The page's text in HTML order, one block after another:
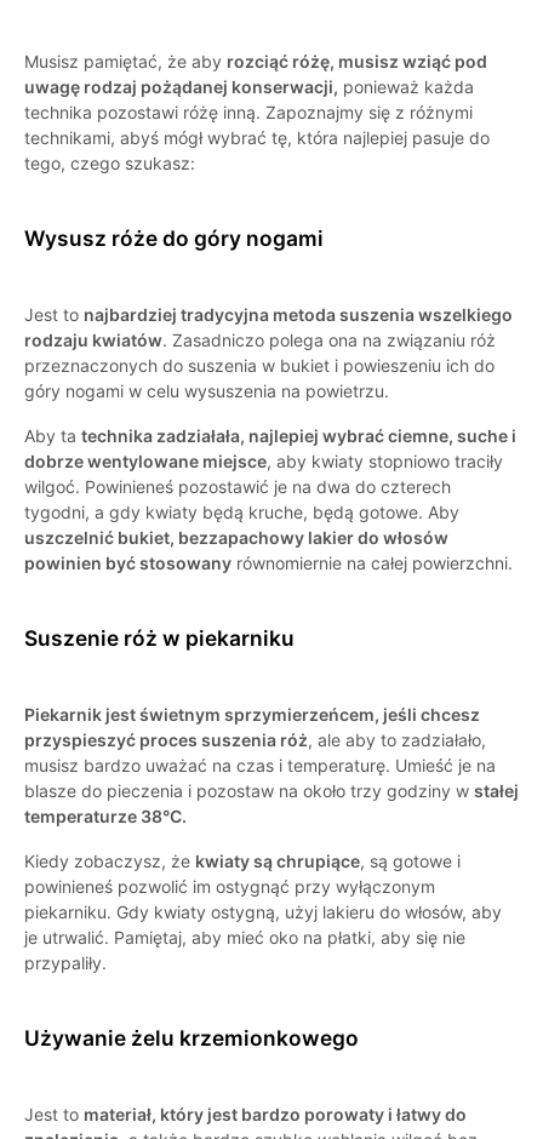
Musisz pamiętać, że aby rozciąć różę, musisz wziąć pod
uwagę rodzaj pożądanej konserwacji, ponieważ każda
technika pozostawi różę inną. Zapoznajmy się z różnymi
technikami, abyś mógł wybrać tę, która najlepiej pasuje do
tego, czego szukasz:
Wysusz róże do góry nogami
Jest to najbardziej tradycyjna metoda suszenia wszelkiego
rodzaju kwiatów. Zasadniczo polega ona na związaniu róż
przeznaczonych do suszenia w bukiet i powieszeniu ich do
góry nogami w celu wysuszenia na powietrzu.
Aby ta technika zadziałała, najlepiej wybrać ciemne, suche i
dobrze wentylowane miejsce, aby kwiaty stopniowo traciły
wilgoć. Powinieneś pozostawić je na dwa do czterech
tygodni, a gdy kwiaty będą kruche, będą gotowe. Aby
uszczelnić bukiet, bezzapachowy lakier do włosów
powinien być stosowany równomiernie na całej powierzchni.
Suszenie róż w piekarniku
Piekarnik jest świetnym sprzymierzeńcem, jeśli chcesz
przyspieszyć proces suszenia róż, ale aby to zadziałało,
musisz bardzo uważać na czas i temperaturę. Umieść je na
blasze do pieczenia i pozostaw na około trzy godziny w stałej
temperaturze 38°C.
Kiedy zobaczysz, że kwiaty są chrupiące, są gotowe i
powinieneś pozwolić im ostygnąć przy wyłączonym
piekarniku. Gdy kwiaty ostygną, użyj lakieru do włosów, aby
je utrwalić. Pamiętaj, aby mieć oko na płatki, aby się nie
przypaliły.
Używanie żelu krzemionkowego
Jest to materiał, który jest bardzo porowaty i łatwy do